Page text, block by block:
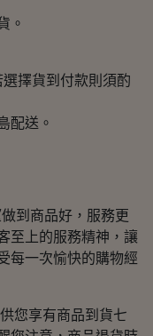
。
擇貨到付款則須酌
配送。
到商品好，服務更
至上的服務精神，讓
每一次愉快的購物經
您享有商品到貨七